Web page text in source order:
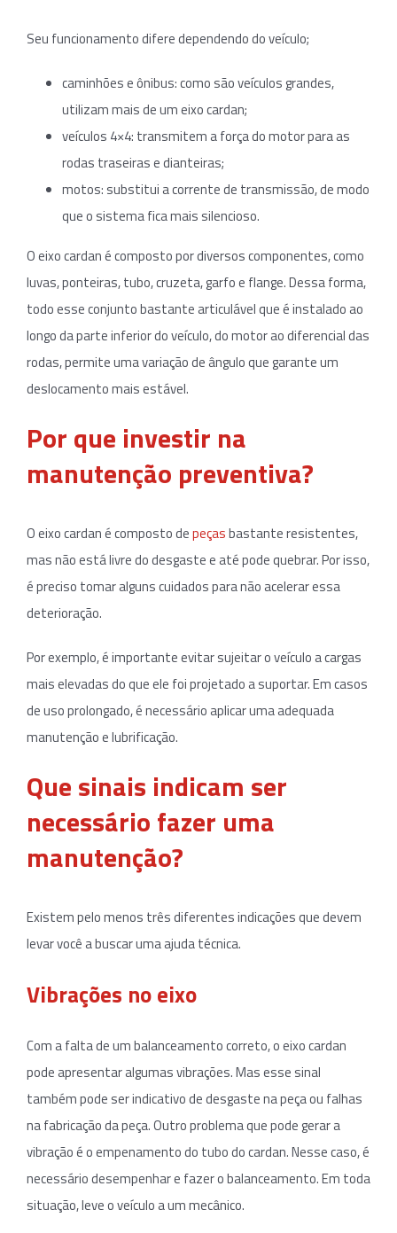
Seu funcionamento difere dependendo do veículo;
caminhões e ônibus: como são veículos grandes,
utilizam mais de um eixo cardan;
veículos 4×4: transmitem a força do motor para as
rodas traseiras e dianteiras;
motos: substitui a corrente de transmissão, de modo
que o sistema fica mais silencioso.
O eixo cardan é composto por diversos componentes, como
luvas, ponteiras, tubo, cruzeta, garfo e flange. Dessa forma,
todo esse conjunto bastante articulável que é instalado ao
longo da parte inferior do veículo, do motor ao diferencial das
rodas, permite uma variação de ângulo que garante um
deslocamento mais estável.
Por que investir na
manutenção preventiva?
O eixo cardan é composto depeçasbastante resistentes,
mas não está livre do desgaste e até pode quebrar. Por isso,
é preciso tomar alguns cuidados para não acelerar essa
deterioração.
Por exemplo, é importante evitar sujeitar o veículo a cargas
mais elevadas do que ele foi projetado a suportar. Em casos
de uso prolongado, é necessário aplicar uma adequada
manutenção e lubrificação.
Que sinais indicam ser
necessário fazer uma
manutenção?
Existem pelo menos três diferentes indicações que devem
levar você a buscar uma ajuda técnica.
Vibrações no eixo
Com a falta de um balanceamento correto, o eixo cardan
pode apresentar algumas vibrações. Mas esse sinal
também pode ser indicativo de desgaste na peça ou falhas
na fabricação da peça. Outro problema que pode gerar a
vibração é o empenamento do tubo do cardan. Nesse caso, é
necessário desempenhar e fazer o balanceamento. Em toda
situação, leve o veículo a um mecânico.